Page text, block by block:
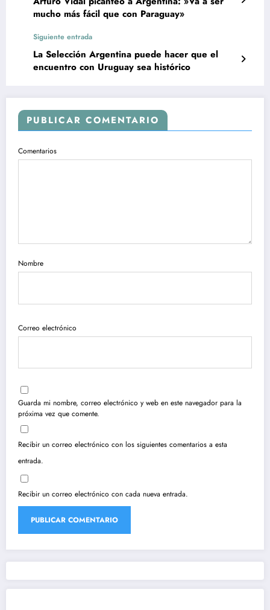
mucho más fácil que con Paraguay»
Siguiente entrada
La Selección Argentina puede hacer que el
encuentro con Uruguay sea histórico
PUBLICAR COMENTARIO
Comentarios
Nombre
Correo electrónico
Guarda mi nombre, correo electrónico y web en este navegador para la
próxima vez que comente.
Recibir un correo electrónico con los siguientes comentarios a esta
entrada.
Recibir un correo electrónico con cada nueva entrada.